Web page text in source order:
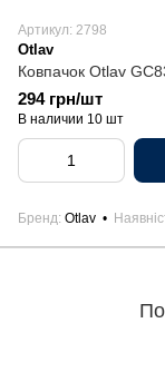
Артикул: 2798
Otlav
Ковпачок Otlav
294 грн/шт
В наличии 10 шт
Бренд Otlav